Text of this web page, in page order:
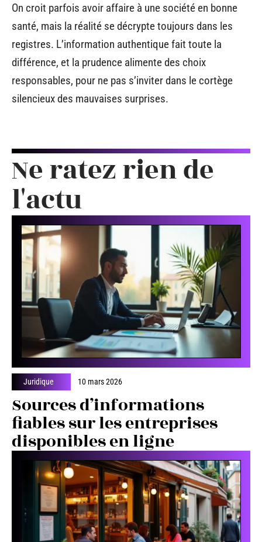
On croit parfois avoir affaire à une société en bonne
santé, mais la réalité se décrypte toujours dans les
registres. L’information authentique fait toute la
différence, et la prudence alimente des choix
responsables, pour ne pas s’inviter dans le cortège
silencieux des mauvaises surprises.
Ne ratez rien de
l'actu
Juridique 10 mars 2026
Sources d’informations
fiables sur les entreprises
disponibles en ligne